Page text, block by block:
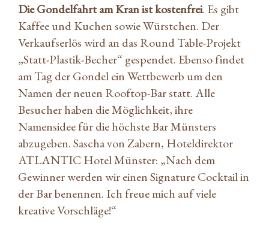
Die Gondelfahrt am Kran ist kostenfrei. Es gibt
Kaffee und Kuchen sowie Würstchen. Der
Verkaufserlös wird an das Round Table-Projekt
„Statt-Plastik-Becher“ gespendet. Ebenso findet
am Tag der Gondel ein Wettbewerb um den
Namen der neuen Rooftop-Bar statt. Alle
Besucher haben die Möglichkeit, ihre
Namensidee für die höchste Bar Münsters
abzugeben. Sascha von Zabern, Hoteldirektor
ATLANTIC Hotel Münster: „Nach dem
Gewinner werden wir einen Signature Cocktail in
der Bar benennen. Ich freue mich auf viele
kreative Vorschläge!“